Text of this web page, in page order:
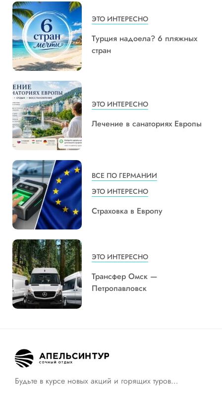
ЭТО ИНТЕРЕСНО
Турция надоела? 6 пляжных
стран
ЭТО ИНТЕРЕСНО
Лечение в санаториях Европы
ВСЕ ПО ГЕРМАНИИ
ЭТО ИНТЕРЕСНО
Страховка в Европу
ЭТО ИНТЕРЕСНО
Трансфер Омск —
Петропавловск
Будьте в курсе новых акций и горящих туров…